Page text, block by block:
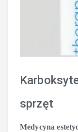
sprzęt
Medycyna